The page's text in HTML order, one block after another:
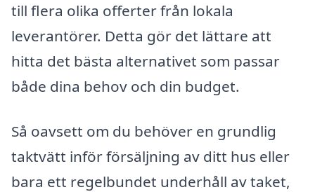
till flera olika offerter från lokala
leverantörer. Detta gör det lättare att
hitta det bästa alternativet som passar
både dina behov och din budget.
Så oavsett om du behöver en grundlig
taktvätt inför försäljning av ditt hus eller
bara ett regelbundet underhåll av taket,